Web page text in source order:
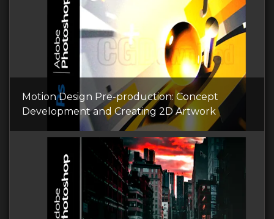
Motion Design Pre-production: Concept
Development and Creating 2D Artwork